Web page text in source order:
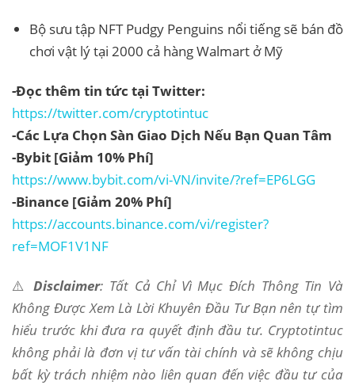
Bộ sưu tập NFT Pudgy Penguins nổi tiếng sẽ bán đồ
chơi vật lý tại 2000 cả hàng Walmart ở Mỹ
-Đọc thêm tin tức tại Twitter:
https://twitter.com/cryptotintuc
-Các Lựa Chọn Sàn Giao Dịch Nếu Bạn Quan Tâm
-Bybit [Giảm 10% Phí]
https://www.bybit.com/vi-VN/invite/?ref=EP6LGG
-Binance [Giảm 20% Phí]
https://accounts.binance.com/vi/register?
ref=MOF1V1NF
⚠️Disclaimer: Tất Cả Chỉ Vì Mục Đích Thông Tin Và
Không Được Xem Là Lời Khuyên Đầu Tư Bạn nên tự tìm
hiểu trước khi đưa ra quyết định đầu tư. Cryptotintuc
không phải là đơn vị tư vấn tài chính và sẽ không chịu
bất kỳ trách nhiệm nào liên quan đến việc đầu tư của